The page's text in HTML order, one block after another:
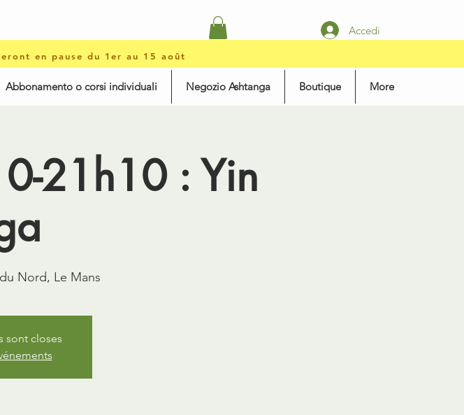
Accedi
en pause du 1er au 15 août
Abbonamento o corsi individuali Negozio Ashtanga Boutique More
21h10 : Yin
Nord, Le Mans
sont closes